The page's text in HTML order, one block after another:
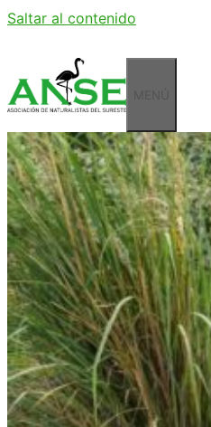
Saltar al contenido